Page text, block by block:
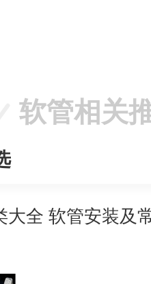
软管相关
大全 软管安装及